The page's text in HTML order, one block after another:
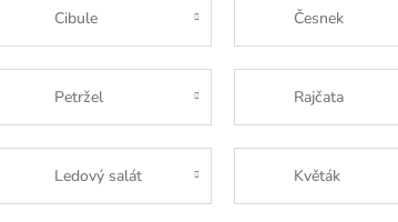
Cibule Česnek
Petržel Rajčata
Ledový salát Květák